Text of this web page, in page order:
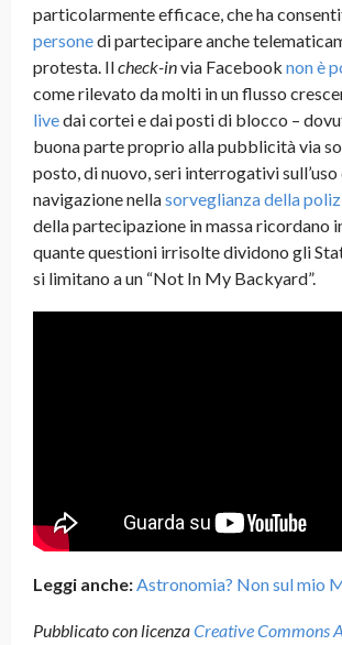
particolarmente efficace, che ha
personedi partecipare anche
protesta. Ilcheck-invia Facebook non è
come rilevato da molti in un flusso
livedai cortei e dai posti di blocco –
buona parte proprio alla pubblicità via
posto, di nuovo, seri interrogativi
navigazione nellasorveglianza della
della partecipazione in massa ricordano
quante questioni irrisolte dividono gli
si limitano a un “Not In My Backyard”.
Leggi anche:Astronomia? Non sul mio
Pubblicato con licenzaCreative Commons